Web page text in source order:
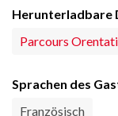
Herunterladbare
Parcours
Sprachen des
Französisch